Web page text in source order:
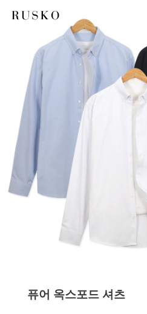
퓨어 옥스포드 셔츠